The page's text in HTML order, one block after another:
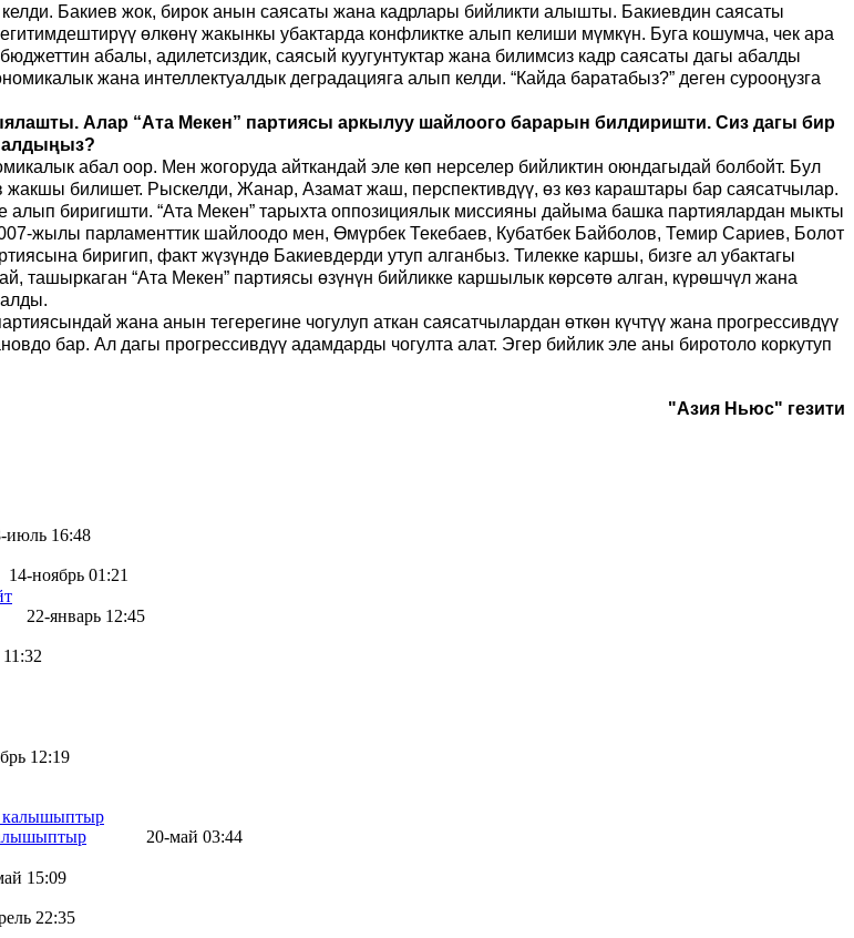
Бакиев жок, бирок анын саясаты жана кадрлары бийликти алышты. Бакиевдин саясаты
өлкөнү жакынкы убактарда конфликтке алып келиши мүмкүн. Буга кошумча, чек ара
абалы, адилетсиздик, саясый куугунтуктар жана билимсиз кадр саясаты дагы абалды
жана интеллектуалдык деградацияга алып келди. “Кайда баратабыз?” деген сурооңузга
Алар “Ата Мекен” партиясы аркылуу шайлоого барарын билдиришти. Сиз дагы бир
алдыңыз?
абал оор. Мен жогоруда айткандай эле көп нерселер бийликтин оюндагыдай болбойт. Бул
билишет. Рыскелди, Жанар, Азамат жаш, перспективдүү, өз көз караштары бар саясатчылар.
биригишти. “Ата Мекен” тарыхта оппозициялык миссияны дайыма башка партиялардан мыкты
жылы парламенттик шайлоодо мен, Өмүрбек Текебаев, Кубатбек Байболов, Темир Сариев, Болот
биригип, факт жүзүндө Бакиевдерди утуп алганбыз. Тилекке каршы, бизге ал убактагы
“Ата Мекен” партиясы өзүнүн бийликке каршылык көрсөтө алган, күрөшчүл жана
жана анын тегерегине чогулуп аткан саясатчылардан өткөн күчтүү жана прогрессивдүү
бар. Ал дагы прогрессивдүү адамдарды чогулта алат. Эгер бийлик эле аны биротоло коркутуп
"Азия Ньюс" гезити
июль 16:48
14-ноябрь 01:21
22-январь 12:45
12:19
20-май 03:44
15:09
22:35